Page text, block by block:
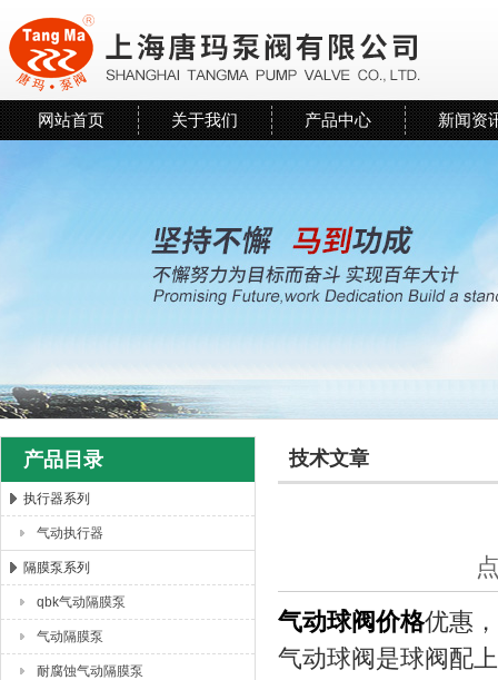
上海唐玛泵阀有限公司
网站首页 关于我们 产品中心 新闻资
产品目录
执行器系列
气动执行器
隔膜泵系列
qbk气动隔膜泵
气动隔膜泵
耐腐蚀气动隔膜泵
技术文章
气动球阀价格优惠
气动球阀是球阀配